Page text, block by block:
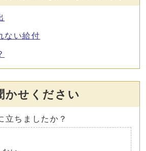
ない給付
かせください
立ちましたか？